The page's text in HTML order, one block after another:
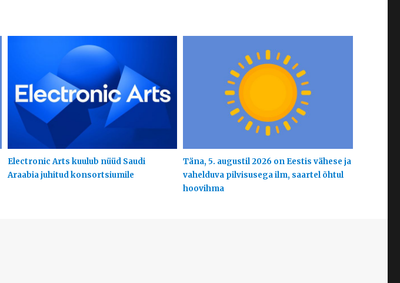
Electronic Arts kuulub nüüd Saudi
Araabia juhitud konsortsiumile
Täna, 5. augustil 2026 on Eestis vähese ja
vahelduva pilvisusega ilm, saartel õhtul
hoovihma